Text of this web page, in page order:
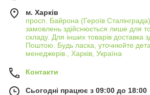
м. Харків
просп. Байрона (Героїв
замовлень здійснюється лише для
складу. Для інших товарів доставка
Поштою. Будь ласка, уточнюйте
менеджерів., Харків, Україна
Контакти
Сьогодні працює з 09:00 до 18:00